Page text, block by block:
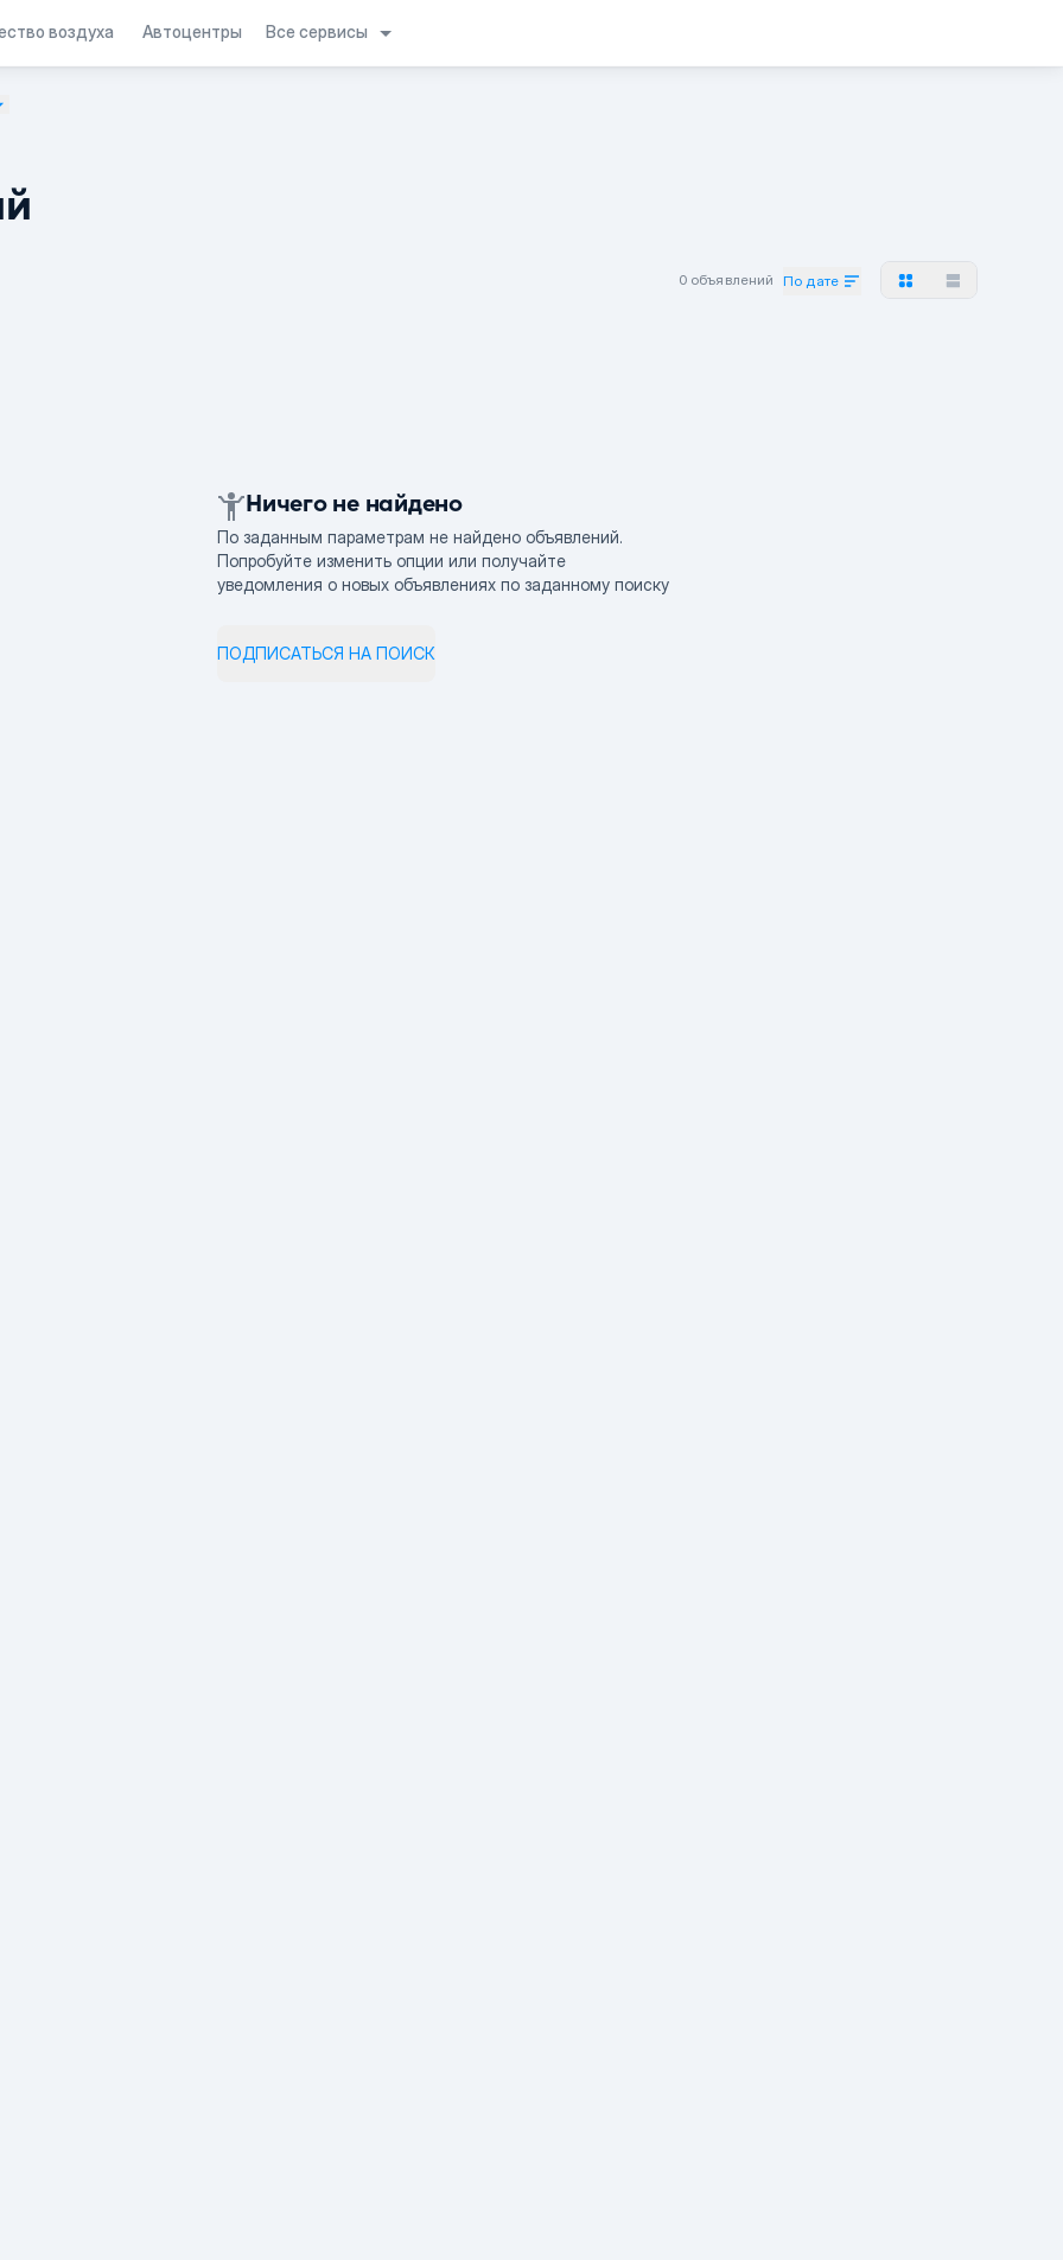
воздуха Автоцентры Все сервисы
0 объявлений По дате
Ничего не найдено
По заданным параметрам не найдено объявлений.
Попробуйте изменить опции или получайте
уведомления о новых объявлениях по заданному поиску
ПОДПИСАТЬСЯ НА ПОИСК